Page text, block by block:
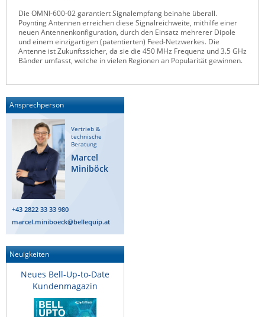
Siretta
SIRIO Antenne
Sunbird
TEKTELIC
Teltonika
Unwired Networks
Vision
WATTECO
Westermo
Yuasa
ZPE Systems
News zu unseren Herstellern
Die OMNI-600-02 garantiert Signalempfang beinahe überall.
Poynting Antennen erreichen diese Signalreichweite, mithilfe einer
neuen Antennenkonfiguration, durch den Einsatz mehrerer Dipole
und einem einzigartigen (patentierten) Feed-Netzwerkes. Die
Antenne ist Zukunftssicher, da sie die 450 MHz Frequenz und 3.5 GHz
Bänder umfasst, welche in vielen Regionen an Popularität gewinnen.
Ansprechperson
Vertrieb &
technische
Beratung
Marcel
Miniböck
+43 2822 33 33 980
marcel.miniboeck@bellequip.at
Neuigkeiten
Neues Bell-Up-to-Date
Kundenmagazin